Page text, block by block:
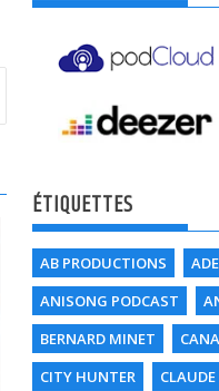
ÉTIQUETTES
AB PRODUCTIONS
ANISONG PODCAST
BERNARD MINET
CITY HUNTER